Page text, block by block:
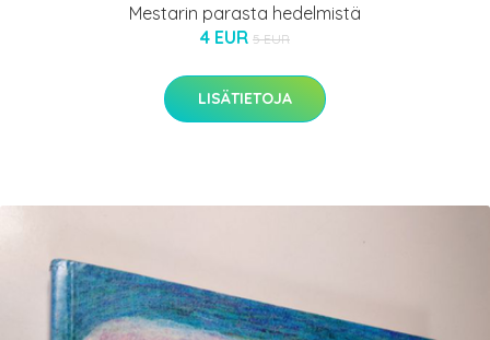
Mestarin parasta hedelmistä
4 EUR 5 EUR
LISÄTIETOJA